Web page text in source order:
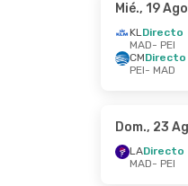
Mié., 19
KLDirecto
MAD- PEI
CMDirecto
PEI- MAD
Dom., 23
LADirecto
MAD- PEI